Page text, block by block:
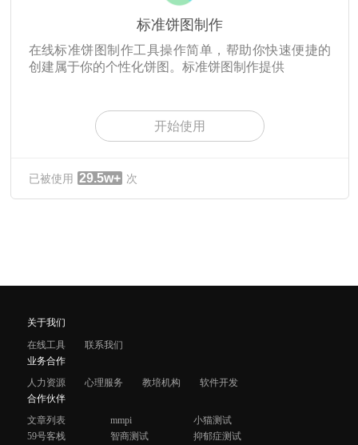
标准饼图制作
在线标准饼图制作工具操作简单，帮助你快速便捷的
创建属于你的个性化饼图。标准饼图制作提供
开始使用
已被使用 29.5w+ 次
关于我们
在线工具
联系我们
业务合作
人力资源
心理服务 教培机构
软件开发
合作伙伴
文章列表
mmpi
小猫测试
59号客栈
智商测试
抑郁症测试